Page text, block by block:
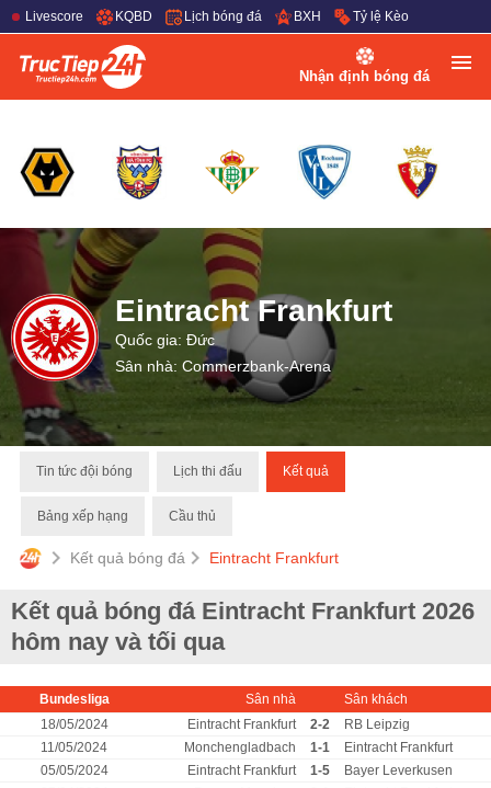
Livescore KQBD Lịch bóng đá BXH Tỷ lệ Kèo
Nhận định bóng đá
Eintracht Frankfurt
Quốc gia: Đức
Sân nhà: Commerzbank-Arena
Tin tức đội bóng Lịch thi đấu Kết quả
Bảng xếp hạng Cầu thủ
Kết quả bóng đá Eintracht Frankfurt
Kết quả bóng đá Eintracht Frankfurt 2026
hôm nay và tối qua
Bundesliga Sân nhà
Sân khách
18/05/2024
Eintracht Frankfurt 2-2
RB Leipzig
11/05/2024
Monchengladbach 1-1
Eintracht Frankfurt
05/05/2024
Eintracht Frankfurt 1-5
Bayer Leverkusen